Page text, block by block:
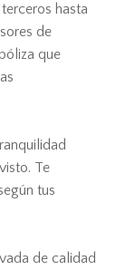
hasta
de
que
Te
tus
de calidad